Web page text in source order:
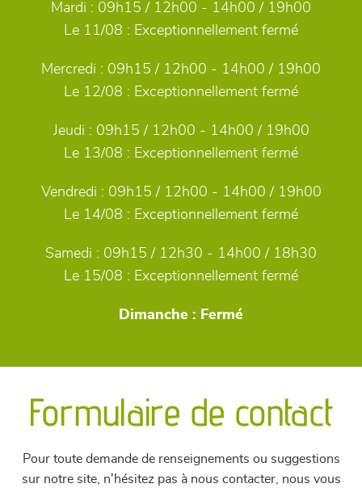
Mardi : 09h15 / 12h00 - 14h00 / 19h00
Le 11/08 : Exceptionnellement fermé
Mercredi : 09h15 / 12h00 - 14h00 / 19h00
Le 12/08 : Exceptionnellement fermé
Jeudi : 09h15 / 12h00 - 14h00 / 19h00
Le 13/08 : Exceptionnellement fermé
Vendredi : 09h15 / 12h00 - 14h00 / 19h00
Le 14/08 : Exceptionnellement fermé
Samedi : 09h15 / 12h30 - 14h00 / 18h30
Le 15/08 : Exceptionnellement fermé
Dimanche : Fermé
Formulaire de contact
Pour toute demande de renseignements ou suggestions
sur notre site, n'hésitez pas à nous contacter, nous vous